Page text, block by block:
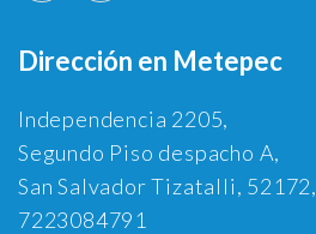
Dirección en Metepec
Independencia 2205,
Segundo Piso despacho A,
San Salvador Tizatalli, 52172,
7223084791